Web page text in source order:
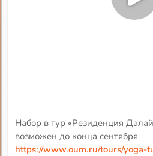
Набор в тур «Резиденция
возможен до конца сентября
https://www.oum.ru/tours/yoga-